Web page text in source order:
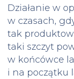
Działanie w
w czasach,
tak
taki szczyt
w końcówce
i na początku